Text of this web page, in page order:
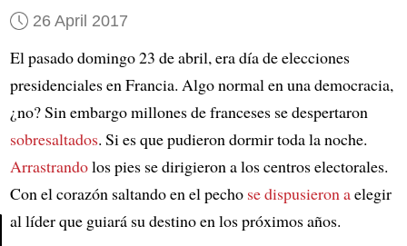
26 April 2017
El pasado domingo 23 de abril, era día de elecciones
presidenciales en Francia. Algo normal en una democracia,
¿no? Sin embargo millones de franceses se despertaron
sobresaltados. Si es que pudieron dormir toda la noche.
Arrastrandolos pies se dirigieron a los centros electorales.
Con el corazón saltando en el pecho se dispusieron aelegir
al líder que guiará su destino en los próximos años.